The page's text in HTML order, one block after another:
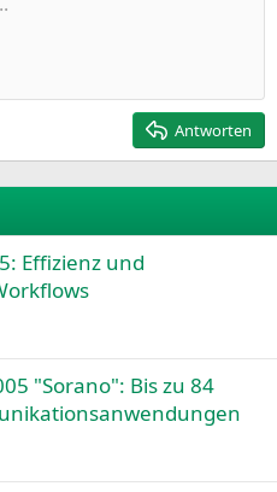
Code
line
Antworten
Effizienz und
"Sorano": Bis zu 84